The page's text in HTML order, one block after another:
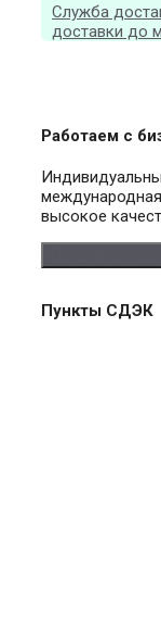
Служба
доставки до
Работаем с
высокое
Пункты СДЭК